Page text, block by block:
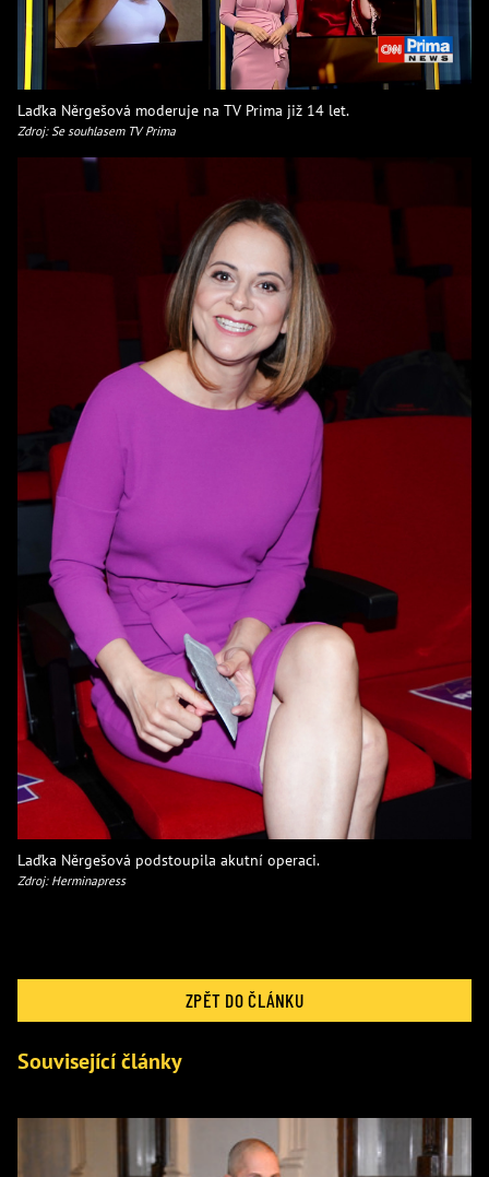
Laďka Něrgešová moderuje na TV Prima již 14 let.
Zdroj: Se souhlasem TV Prima
Laďka Něrgešová podstoupila akutní operaci.
Zdroj: Herminapress
ZPĚT DO ČLÁNKU
Související články